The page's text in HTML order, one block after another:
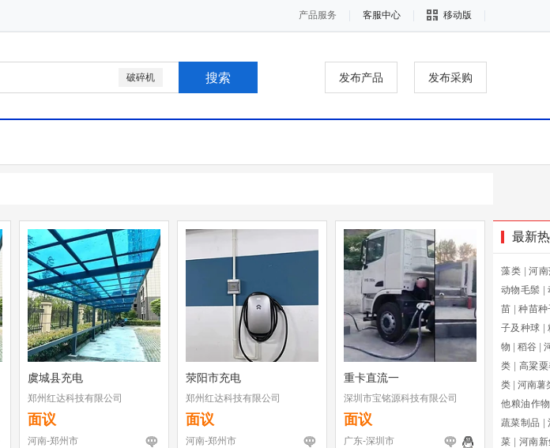
产品服务 客服中心 移动版
破碎机 发布产品 发布采购
虞城县充电
郑州红达科技有限公司
面议
河南-郑州市
荥阳市充电
郑州红达科技有限公司
面议
河南-郑州市
重卡直流一
深圳市宝铭源科技有限公司
面议
广东-深圳市
最新
藻类
河
动物毛鬃
苗
种苗种
子及种球
物
稻谷
类
高粱
类
河南薯
他粮油作物
蔬菜制品
菜
河南